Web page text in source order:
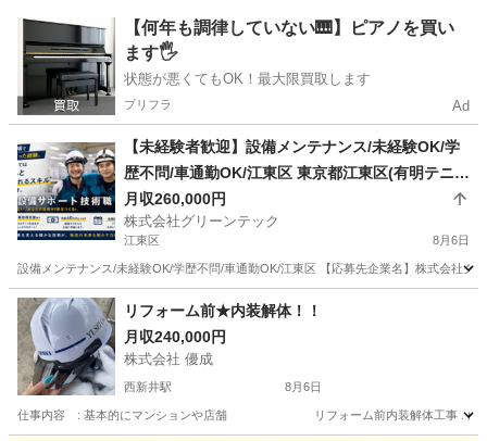
東京 大田区 施工管理
【何年も調律していない🎹】ピアノを買い
ます🖐️
状態が悪くてもOK！最大限買取します
プリフラ Ad
【未経験者歓迎】設備メンテナンス/未経験OK/学
歴不問/車通勤OK/江東区 東京都江東区(有明テニス
の森)設備管理
月収260,000円
株式会社グリーンテック
江東区 8月6日
設備メンテナンス/未経験OK/学歴不問/車通勤OK/江東区 【応募先企業名】株式会社
東京 江東区 未経験
リフォーム前★内装解体！！
月収240,000円
株式会社 優成
西新井駅 8月6日
仕事内容 : 基本的にマンションや店舗 リフォーム前内装解体工事 . (現場